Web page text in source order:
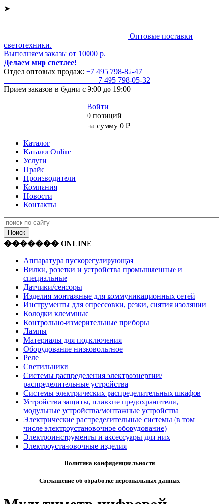
➤
Оптовые поставки
светотехники.
Выполняем заказы от 10000 р.
Делаем мир светлее!
Отдел оптовых продаж: +7 495 798-82-47
+7 495 798-05-32
Прием заказов в будни с 9:00 до 19:00
Войти
0 позиций
на сумму 0 ₽
Каталог
КаталогOnline
Услуги
Прайс
Производители
Компания
Новости
Контакты
������� ONLINE
Аппаратура пускорегулирующая
Вилки, розетки и устройства промышленные и
специальные
Датчики/сенсоры
Изделия монтажные для коммуникационных сетей
Инструменты для опрессовки, резки, снятия изоляции
Колодки клеммные
Контрольно-измерительные приборы
Лампы
Материалы для подключения
Оборудование низковольтное
Реле
Светильники
Системы распределения электроэнергии/
распределительные устройства
Системы электрических распределительных шкафов
Устройства защиты, плавкие предохранители,
модульные устройства/монтажные устройства
Электрические распределительные системы (в том
числе электроустановочное оборудование)
Электроинструменты и аксессуары для них
Электроустановочные изделия
Политика конфиденциальности
Соглашение об обработке персональных данных